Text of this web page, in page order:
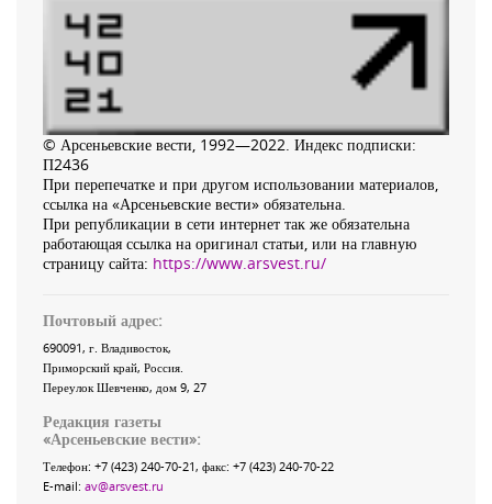
© Арсеньевские вести, 1992—2022. Индекс подписки:
П2436
При перепечатке и при другом использовании материалов,
ссылка на «Арсеньевские вести» обязательна.
При републикации в сети интернет так же обязательна
работающая ссылка на оригинал статьи, или на главную
страницу сайта: https://www.arsvest.ru/
Почтовый адрес:
690091, г. Владивосток,
Приморский край, Россия
Переулок Шевченко, дом 9, 27
Редакция газеты
«Арсеньевские вести»:
Телефон: +7 (423) 240-70-21, факс: +7 (423) 240-70-22
E-mail: av@arsvest.ru